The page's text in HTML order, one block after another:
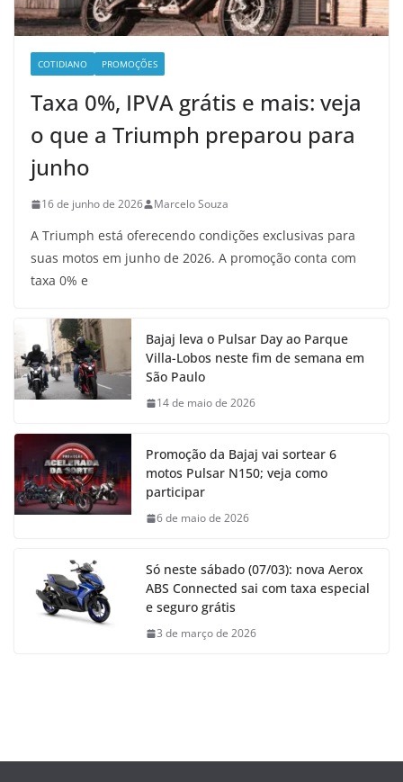
COTIDIANO PROMOÇÕES
Taxa 0%, IPVA grátis e mais: veja
o que a Triumph preparou para
junho
16 de junho de 2026 Marcelo Souza
A Triumph está oferecendo condições exclusivas para
suas motos em junho de 2026. A promoção conta com
taxa 0% e
Bajaj leva o Pulsar Day ao Parque
Villa-Lobos neste fim de semana em
São Paulo
14 de maio de 2026
Promoção da Bajaj vai sortear 6
motos Pulsar N150; veja como
participar
6 de maio de 2026
Só neste sábado (07/03): nova Aerox
ABS Connected sai com taxa especial
e seguro grátis
3 de março de 2026